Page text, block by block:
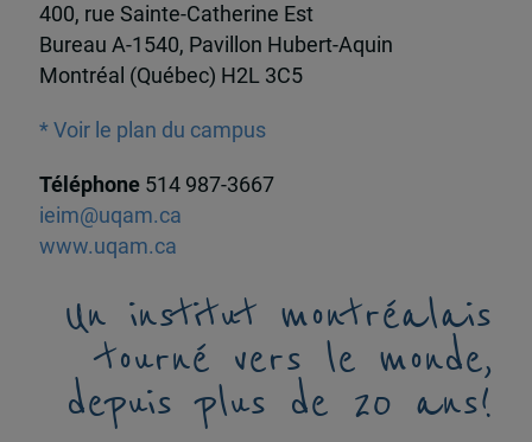
400, rue Sainte-Catherine Est
Bureau A-1540, Pavillon Hubert-Aquin
Montréal (Québec) H2L 3C5
* Voir le plan du campus
Téléphone 514 987-3667
ieim@uqam.ca
www.uqam.ca
Un institut montréalais
tourné vers le monde,
depuis plus de 20 ans!